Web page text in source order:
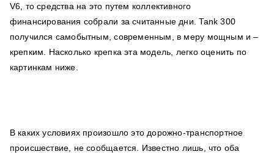
V6, то средства на это путем коллективного
финансирования собрали за считанные дни. Tank 300
получился самобытным, современным, в меру мощным и –
крепким. Насколько крепка эта модель, легко оценить по
картинкам ниже.
В каких условиях произошло это дорожно-транспортное
происшествие, не сообщается. Известно лишь, что оба